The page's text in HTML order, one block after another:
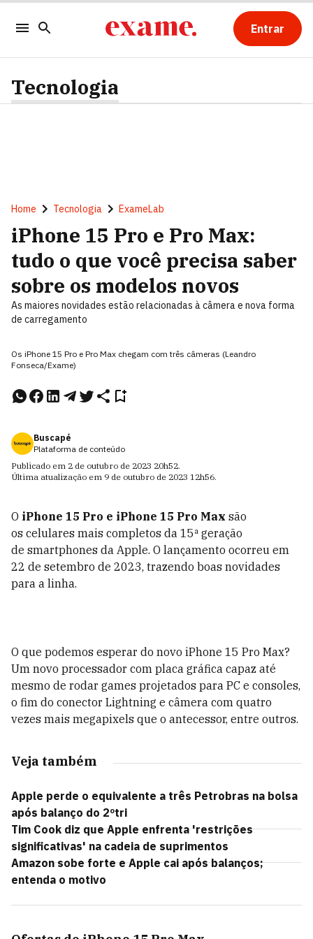
Entrar
Tecnologia
Home Tecnologia ExameLab
iPhone 15 Pro e Pro Max:
tudo o que você precisa saber
sobre os modelos novos
As maiores novidades estão relacionadas à câmera e nova forma
de carregamento
Os iPhone 15 Pro e Pro Max chegam com três câmeras (Leandro
Fonseca/Exame)
Buscapé
Plataforma de conteúdo
Publicado em 2 de outubro de 2023 20h52.
Última atualização em 9 de outubro de 2023 12h56.
O iPhone 15 Pro e iPhone 15 Pro Max são
os celulares mais completos da 15ª geração
de smartphones da Apple. O lançamento ocorreu em
22 de setembro de 2023, trazendo boas novidades
para a linha.
O que podemos esperar do novo iPhone 15 Pro Max?
Um novo processador com placa gráfica capaz até
mesmo de rodar games projetados para PC e consoles,
o fim do conector Lightning e câmera com quatro
vezes mais megapixels que o antecessor, entre outros.
Veja também
Apple perde o equivalente a três Petrobras na bolsa
após balanço do 2ºtri
Tim Cook diz que Apple enfrenta 'restrições
significativas' na cadeia de suprimentos
Amazon sobe forte e Apple cai após balanços;
entenda o motivo